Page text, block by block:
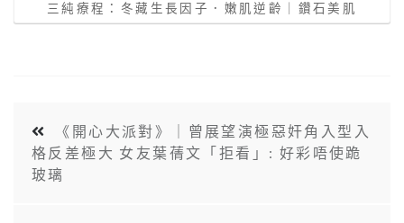
三純療程：冬藏生長因子．嫩肌逆齡｜鑽石美肌
《開心大派對》｜曾展望演極惡奸角入型入
格反差極大 女友葉蒨文「拒看」: 好彩唔使跪
玻璃